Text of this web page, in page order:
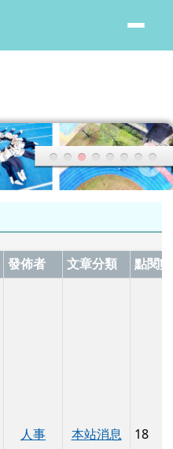
發佈者 文章分類 點閱數
人事 本站消息 18